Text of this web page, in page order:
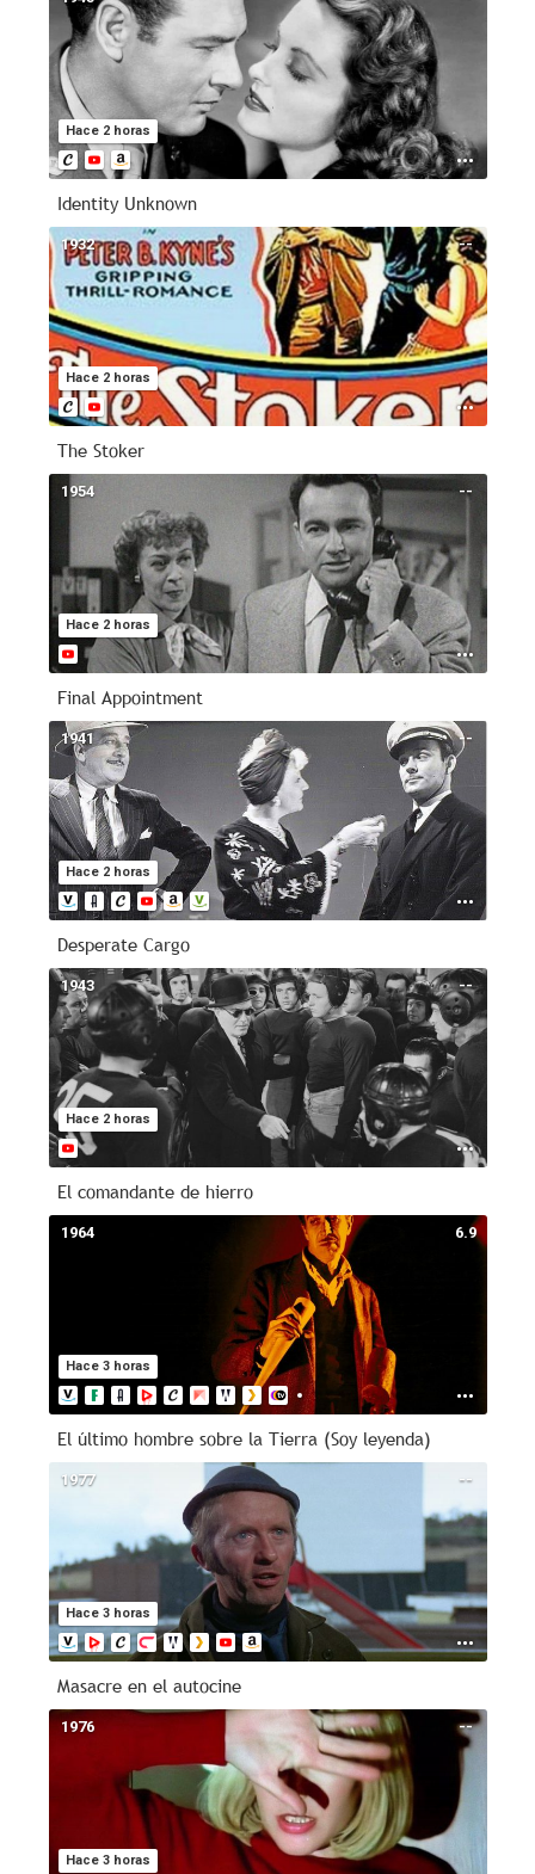
Hace 2 horas
Identity Unknown
--
Hace 2 horas
1932
The Stoker
--
Hace 2 horas
1954
Final Appointment
--
Hace 2 horas
1941
Desperate Cargo
--
Hace 2 horas
1943
El comandante de hierro
6.9
Hace 3 horas
1964
El último hombre sobre la Tierra (Soy leyenda)
--
Hace 3 horas
1977
Masacre en el autocine
--
Hace 3 horas
1976